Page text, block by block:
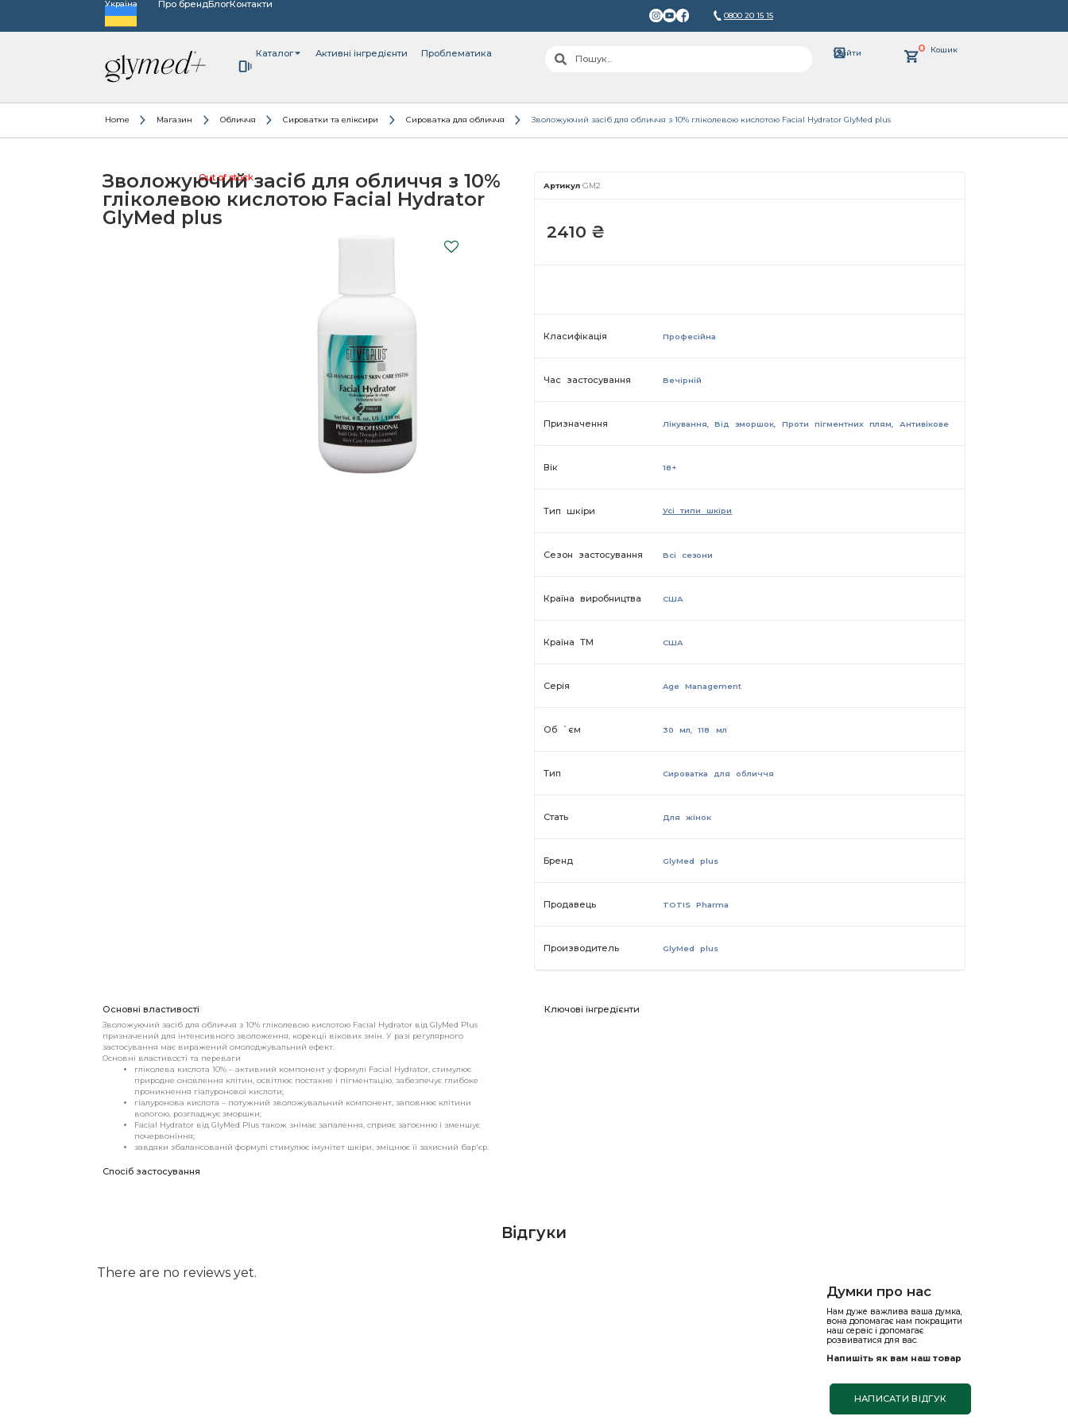
Україна Про брендБлогКонтакти
0800 20 15 15
Каталог Активні інгредієнти Проблематика Увійти 0 Кошик
Home Магазин Обличчя Сироватки та еліксири Сироватка для обличчя Зволожуючий засіб для обличчя з 10% гліколевою кислотою Facial Hydrator GlyMed plus
Зволожуючий засіб для обличчя з 10%
гліколевою кислотою Facial Hydrator
GlyMed plus
Артикул GM2
2410 ₴
Out of stock
Класифікація Професійна
Час застосування Вечірній
Призначення Лікування, Від зморшок, Проти пігментних плям, Антивікове
Вік 18+
Тип шкіри Усі типи шкіри
Сезон застосування Всi сезони
Країна виробництва США
Країна ТМ США
Серiя Age Management
Об `єм 30 мл, 118 мл
Тип Сироватка для обличчя
Стать Для жінок
Бренд GlyMed plus
Продавець TOTIS Pharma
Производитель GlyMed plus
Основні властивості
Зволожуючий засіб для обличчя з 10% гліколевою кислотою Facial Hydrator від GlyMed Plus
призначений для інтенсивного зволоження, корекції вікових змін. У разі регулярного
застосування має виражений омолоджувальний ефект.
Основні властивості та переваги
гліколева кислота 10% – активний компонент у формулі Facial Hydrator, стимулює
природне оновлення клітин, освітлює постакне і пігментацію, забезпечує глибоке
проникнення гіалуронової кислоти;
гіалуронова кислота – потужний зволожувальний компонент, заповнює клітини
вологою, розгладжує зморшки;
Facial Hydrator від GlyMed Plus також знімає запалення, сприяє загоєнню і зменшує
почервоніння;
завдяки збалансованій формулі стимулює імунітет шкіри, зміцнює її захисний бар'єр.
Спосіб застосування
Ключові інгредієнти
Відгуки
There are no reviews yet.
Думки про нас
Нам дуже важлива ваша думка,
вона допомагає нам покращити
наш сервіс і допомагає
розвиватися для вас.
Напишіть як вам наш товар
НАПИСАТИ ВІДГУК